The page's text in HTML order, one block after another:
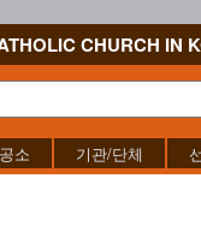
CHURCH IN
공소 기관/단체